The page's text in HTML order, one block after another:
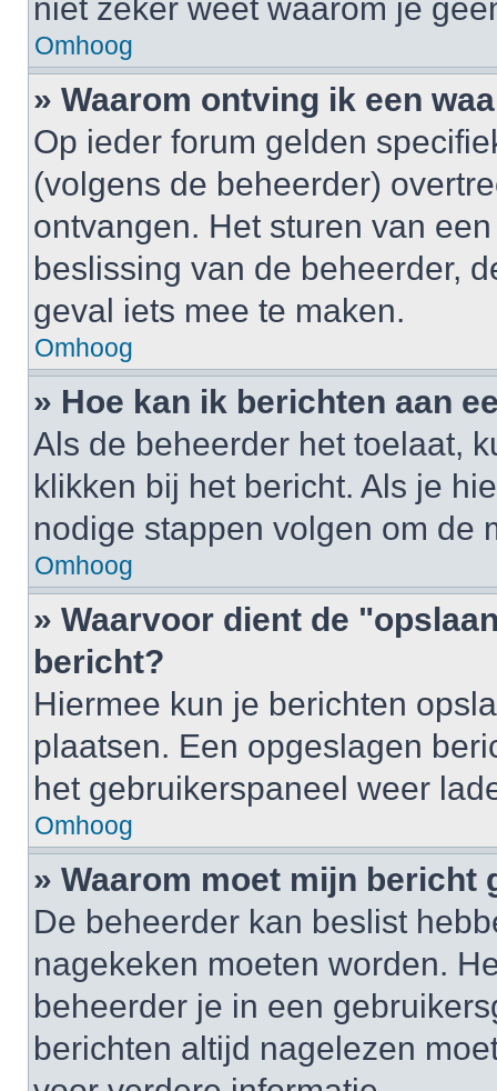
niet zeker weet waarom je
Omhoog
» Waarom ontving ik een
Op ieder forum gelden
(volgens de beheerder)
ontvangen. Het sturen van
beslissing van de beheerder,
geval iets mee te maken.
Omhoog
» Hoe kan ik berichten aan
Als de beheerder het toelaat,
klikken bij het bericht. Als je
nodige stappen volgen om de
Omhoog
» Waarvoor dient de
bericht?
Hiermee kun je berichten
plaatsen. Een opgeslagen
het gebruikerspaneel weer
Omhoog
» Waarom moet mijn bericht
De beheerder kan beslist
nagekeken moeten worden.
beheerder je in een
berichten altijd nagelezen